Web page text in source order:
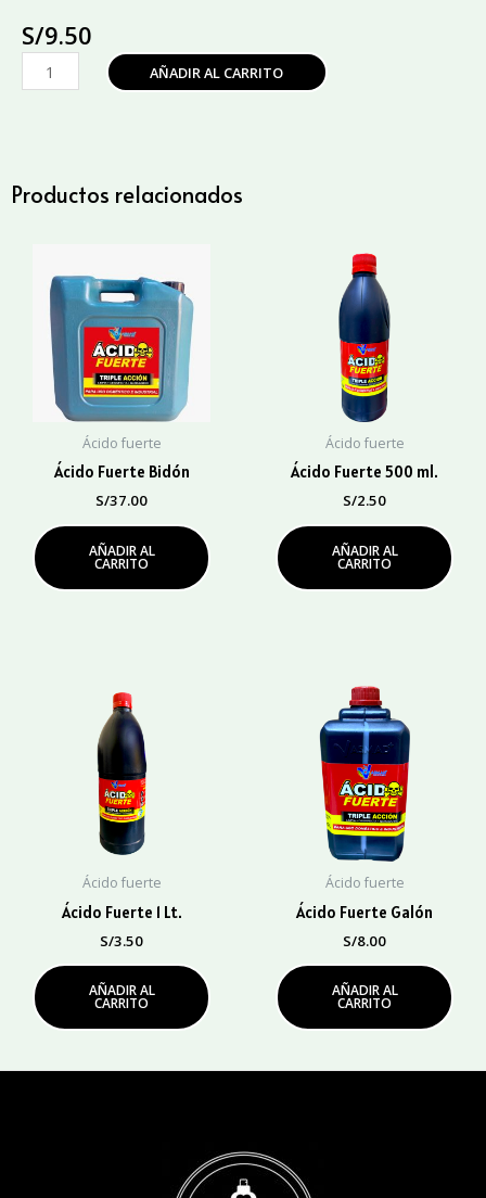
S/9.50
Acido
Fuerte
AÑADIR AL CARRITO
Productos relacionados
Ácido fuerte
Ácido Fuerte Bidón
S/37.00
AÑADIR AL
CARRITO
Ácido fuerte
Ácido Fuerte 500 ml.
S/2.50
AÑADIR AL
CARRITO
Ácido fuerte
Ácido Fuerte 1 Lt.
S/3.50
AÑADIR AL
CARRITO
Ácido fuerte
Ácido Fuerte Galón
S/8.00
AÑADIR AL
CARRITO